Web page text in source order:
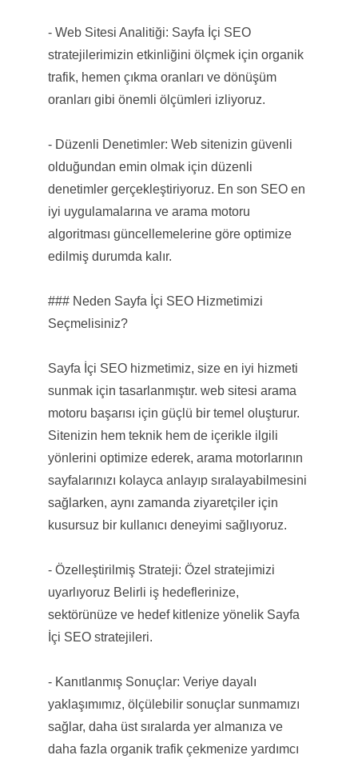
- Web Sitesi Analitiği: Sayfa İçi SEO
stratejilerimizin etkinliğini ölçmek için organik
trafik, hemen çıkma oranları ve dönüşüm
oranları gibi önemli ölçümleri izliyoruz.
- Düzenli Denetimler: Web sitenizin güvenli
olduğundan emin olmak için düzenli
denetimler gerçekleştiriyoruz. En son SEO en
iyi uygulamalarına ve arama motoru
algoritması güncellemelerine göre optimize
edilmiş durumda kalır.
### Neden Sayfa İçi SEO Hizmetimizi
Seçmelisiniz?
Sayfa İçi SEO hizmetimiz, size en iyi hizmeti
sunmak için tasarlanmıştır. web sitesi arama
motoru başarısı için güçlü bir temel oluşturur.
Sitenizin hem teknik hem de içerikle ilgili
yönlerini optimize ederek, arama motorlarının
sayfalarınızı kolayca anlayıp sıralayabilmesini
sağlarken, aynı zamanda ziyaretçiler için
kusursuz bir kullanıcı deneyimi sağlıyoruz.
- Özelleştirilmiş Strateji: Özel stratejimizi
uyarlıyoruz Belirli iş hedeflerinize,
sektörünüze ve hedef kitlenize yönelik Sayfa
İçi SEO stratejileri.
- Kanıtlanmış Sonuçlar: Veriye dayalı
yaklaşımımız, ölçülebilir sonuçlar sunmamızı
sağlar, daha üst sıralarda yer almanıza ve
daha fazla organik trafik çekmenize yardımcı